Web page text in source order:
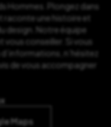
Hommes. Plongez dans
raconte une histoire et
design. Notre équipe
vous conseiller. Si vous
n’hésitez
de vous accompagner
Maps